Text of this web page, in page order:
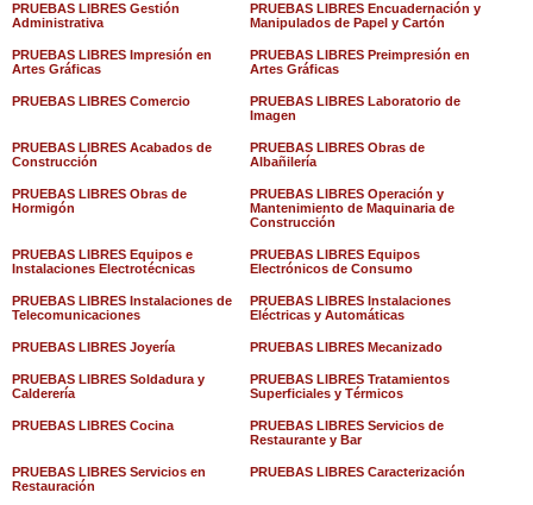
PRUEBAS LIBRES Gestión
Administrativa
PRUEBAS LIBRES Encuadernación y
Manipulados de Papel y Cartón
PRUEBAS LIBRES Impresión en
Artes Gráficas
PRUEBAS LIBRES Preimpresión en
Artes Gráficas
PRUEBAS LIBRES Comercio
PRUEBAS LIBRES Laboratorio de
Imagen
PRUEBAS LIBRES Acabados de
Construcción
PRUEBAS LIBRES Obras de
Albañilería
PRUEBAS LIBRES Obras de
Hormigón
PRUEBAS LIBRES Operación y
Mantenimiento de Maquinaria de
Construcción
PRUEBAS LIBRES Equipos e
Instalaciones Electrotécnicas
PRUEBAS LIBRES Equipos
Electrónicos de Consumo
PRUEBAS LIBRES Instalaciones de
Telecomunicaciones
PRUEBAS LIBRES Instalaciones
Eléctricas y Automáticas
PRUEBAS LIBRES Joyería PRUEBAS LIBRES Mecanizado
PRUEBAS LIBRES Soldadura y
Calderería
PRUEBAS LIBRES Tratamientos
Superficiales y Térmicos
PRUEBAS LIBRES Cocina
PRUEBAS LIBRES Servicios de
Restaurante y Bar
PRUEBAS LIBRES Servicios en
Restauración
PRUEBAS LIBRES Caracterización